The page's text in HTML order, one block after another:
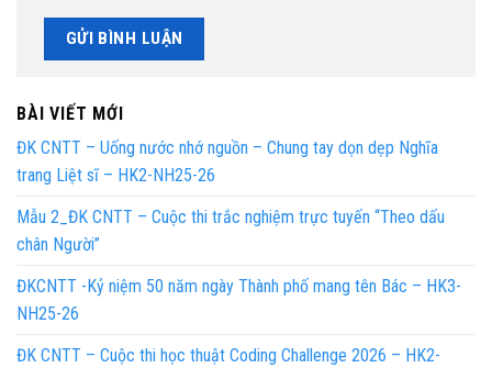
BÀI VIẾT MỚI
ĐK CNTT – Uống nước nhớ nguồn – Chung tay dọn dẹp Nghĩa
trang Liệt sĩ – HK2-NH25-26
Mẫu 2_ĐK CNTT – Cuộc thi trắc nghiệm trực tuyến “Theo dấu
chân Người”
ĐKCNTT -Kỷ niệm 50 năm ngày Thành phố mang tên Bác – HK3-
NH25-26
ĐK CNTT – Cuộc thi học thuật Coding Challenge 2026 – HK2-